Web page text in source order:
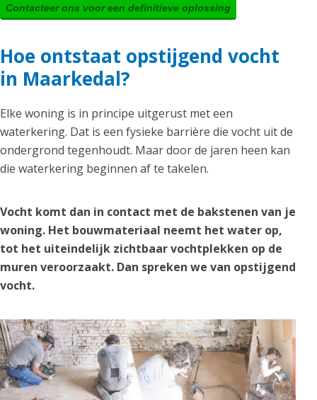
Contacteer ons voor een definitieve oplossing
Hoe ontstaat opstijgend vocht
in Maarkedal?
Elke woning is in principe uitgerust met een
waterkering. Dat is een fysieke barrière die vocht uit de
ondergrond tegenhoudt. Maar door de jaren heen kan
die waterkering beginnen af te takelen.
Vocht komt dan in contact met de bakstenen van je
woning. Het bouwmateriaal neemt het water op,
tot het uiteindelijk zichtbaar vochtplekken op de
muren veroorzaakt. Dan spreken we van opstijgend
vocht.